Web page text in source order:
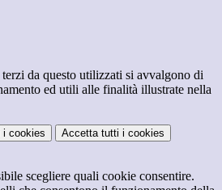
da questo utilizzati si avvalgono di
ed utili alle finalità illustrate nella
i cookies Accetta tutti i cookies
scegliere quali cookie consentire.